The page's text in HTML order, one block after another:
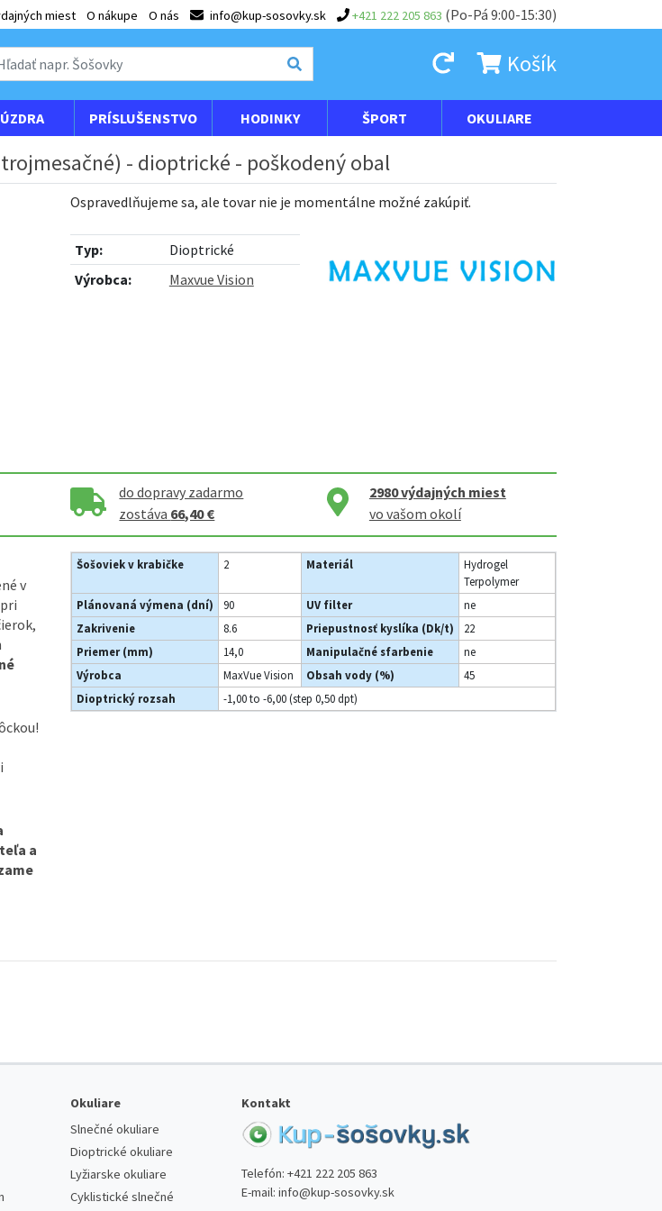
miest O nákupe O nás info@kup-sosovky.sk +421 222 205 863 (Po-Pá 9:00-15:30)
Košík
PRÍSLUŠENSTVO HODINKY ŠPORT OKULIARE
trojmesačné) - dioptrické - poškodený obal
Ospravedlňujeme sa, ale tovar nie je momentálne možné zakúpiť.
Typ:
Dioptrické
Výrobca:
Maxvue Vision
do dopravy zadarmo
zostáva 66,40 €
2980výdajných miest
vo vašom okolí
v
a
Šošoviek v krabičke 2 Materiál
Hydrogel
Terpolymer
Plánovaná výmena (dní)
90 UV filter
ne
Zakrivenie
8.6 Priepustnosť kyslíka (Dk/t)
22
Priemer (mm)
14,0 Manipulačné sfarbenie
ne
Výrobca
MaxVue Vision Obsah vody (%)
45
Dioptrický rozsah
-1,00 to -6,00 (step 0,50 dpt)
Okuliare
Slnečné okuliare
Dioptrické okuliare
Lyžiarske okuliare
Cyklistické slnečné
Kontakt
Telefón: +421 222 205 863
E-mail: info@kup-sosovky.sk